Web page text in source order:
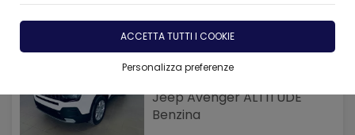
ACCETTA TUTTI I COOKIE
Personalizza preferenze
1 risultati
0 Km
Jeep Avenger ALTITUDE
Benzina